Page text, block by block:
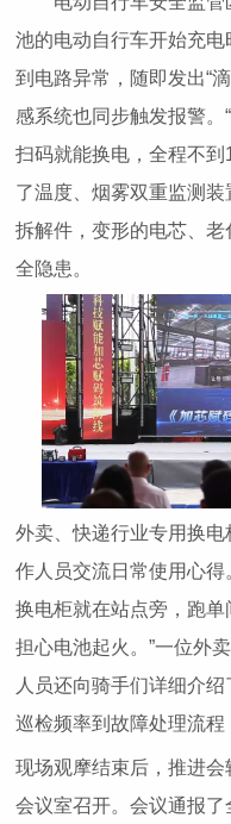
池的电动自行车开始充
到电路异常，随即发出“
感系统也同步触发报警
扫码就能换电，全程不到
了温度、烟雾双重监测
拆解件，变形的电芯、
全隐患。
外卖、快递行业专用换
作人员交流日常使用心得
换电柜就在站点旁，跑
担心电池起火。”一位外
人员还向骑手们详细介
巡检频率到故障处理流程
现场观摩结束后，推进
会议室召开。会议通报